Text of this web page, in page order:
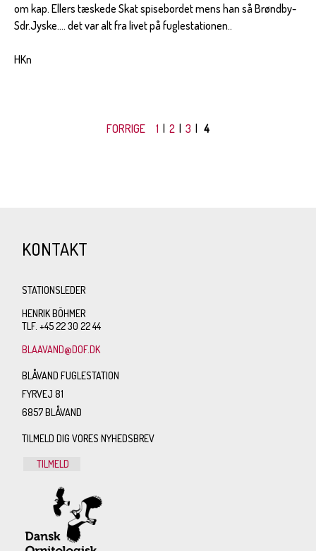
om kap. Ellers tæskede Skat spisebordet mens han så Brøndby-
Sdr.Jyske.... det var alt fra livet på fuglestationen..
HKn
FORRIGE 1 | 2 | 3 | 4
KONTAKT
STATIONSLEDER
HENRIK BÖHMER
TLF. +45 22 30 22 44
BLAAVAND@DOF.DK
BLÅVAND FUGLESTATION
FYRVEJ 81
6857 BLÅVAND
TILMELD DIG VORES NYHEDSBREV
TILMELD